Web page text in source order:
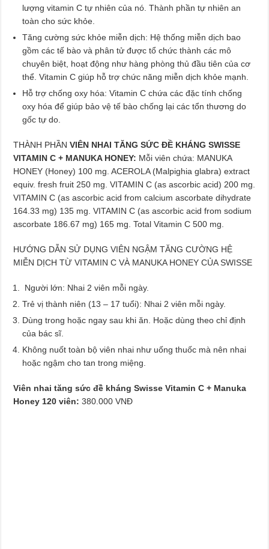
lượng vitamin C tự nhiên của nó. Thành phần tự nhiên an
toàn cho sức khỏe.
Tăng cường sức khỏe miễn dịch: Hệ thống miễn dịch bao
gồm các tế bào và phân tử được tổ chức thành các mô
chuyên biệt, hoạt động như hàng phòng thủ đầu tiên của cơ
thể. Vitamin C giúp hỗ trợ chức năng miễn dịch khỏe mạnh.
Hỗ trợ chống oxy hóa: Vitamin C chứa các đặc tính chống
oxy hóa để giúp bảo vệ tế bào chống lại các tổn thương do
gốc tự do.
THÀNH PHẦNVIÊN NHAI TĂNG SỨC ĐỀ KHÁNG SWISSE
VITAMIN C + MANUKA HONEY: Mỗi viên chứa: MANUKA
HONEY (Honey) 100 mg. ACEROLA (Malpighia glabra) extract
equiv. fresh fruit 250 mg. VITAMIN C (as ascorbic acid) 200 mg.
VITAMIN C (as ascorbic acid from calcium ascorbate dihydrate
164.33 mg) 135 mg. VITAMIN C (as ascorbic acid from sodium
ascorbate 186.67 mg) 165 mg. Total Vitamin C 500 mg.
HƯỚNG DẪN SỬ DỤNG VIÊN NGẬM TĂNG CƯỜNG HỆ
MIỄN DỊCH TỪ VITAMIN C VÀ MANUKA HONEY CỦA SWISSE
Người lớn: Nhai 2 viên mỗi ngày.
Trẻ vị thành niên (13 – 17 tuổi): Nhai 2 viên mỗi ngày.
Dùng trong hoặc ngay sau khi ăn. Hoặc dùng theo chỉ định
của bác sĩ.
Không nuốt toàn bộ viên nhai như uống thuốc mà nên nhai
hoặc ngậm cho tan trong miệng.
Viên nhai tăng sức đề kháng Swisse Vitamin C + Manuka
Honey 120 viên: 380.000 VNĐ